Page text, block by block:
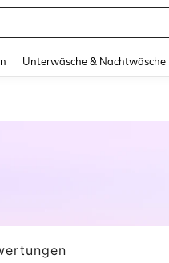
Unterwäsche & Nachtwäsche